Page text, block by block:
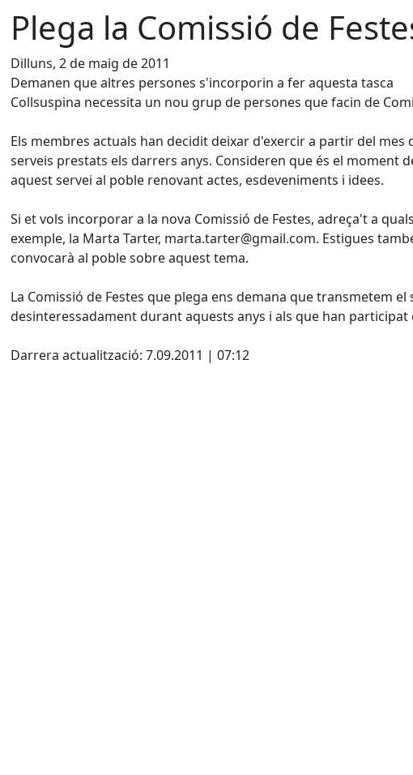
Plega la Comissió de
Dilluns, 2 de maig de 2011
Demanen que altres persones s'incorporin a fer aquesta tasca
Collsuspina necessita un nou grup de persones que facin de
Els membres actuals han decidit deixar d'exercir a partir del
serveis prestats els darrers anys. Consideren que és el moment
aquest servei al poble renovant actes, esdeveniments i idees.
Si et vols incorporar a la nova Comissió de Festes, adreça't a
exemple, la Marta Tarter, marta.tarter@gmail.com. Estigues
convocarà al poble sobre aquest tema.
La Comissió de Festes que plega ens demana que transmetem
desinteressadament durant aquests anys i als que han participat
Darrera actualització: 7.09.2011 | 07:12